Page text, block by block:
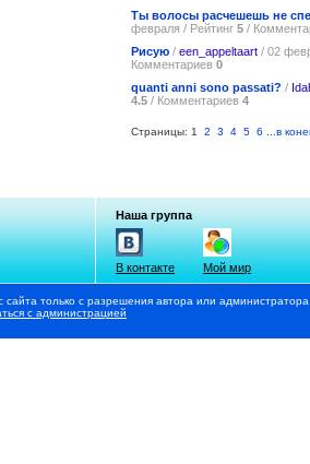
Ты волосы расчешешь не
февраля / Рейтинг 5 /
Рисую / een_appeltaart / 02
Комментариев 0
quanti anni sono passati? /
4.5 / Комментариев 4
Страницы: 1 2 3 4 5 6 в
Наша группа
В контакте Мой мир
сайта только с разрешения автора или
с администрацией